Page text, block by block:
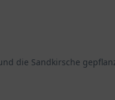
die Sandkirsche